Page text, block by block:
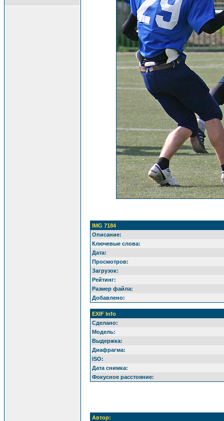
IMG 7184
Описание:
Ключевые слова:
Дата:
Просмотров:
Загрузок:
Рейтинг:
Размер файла:
Добавлено:
EXIF Info
Сделано:
Модель:
Выдержка:
Диафрагма:
ISO:
Дата снимка:
Фокусное расстояние:
Автор: